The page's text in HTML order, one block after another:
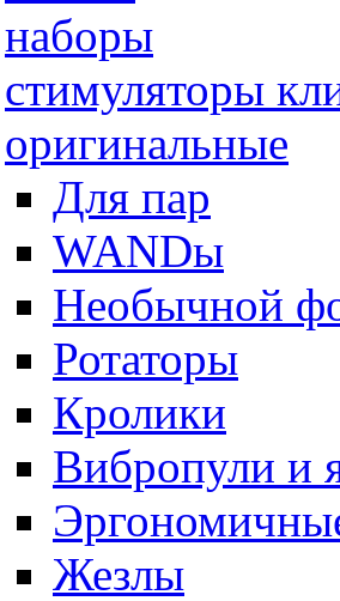
наборы
стимуляторы
оригинальные
Для пар
WANDы
Необычной
Ротаторы
Кролики
Вибропули и
Жезлы